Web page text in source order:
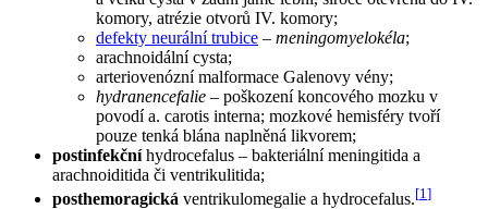
komory, atrézie otvorů IV. komory;
defekty neurální trubice – meningomyelokéla;
arachnoidální cysta;
arteriovenózní malformace Galenovy vény;
hydranencefalie – poškození koncového mozku v
povodí a. carotis interna; mozkové hemisféry tvoří
pouze tenká blána naplněná likvorem;
postinfekčníhydrocefalus – bakteriální meningitida a
arachnoiditida či ventrikulitida;
posthemoragická ventrikulomegalie a hydrocefalus.[1 ]